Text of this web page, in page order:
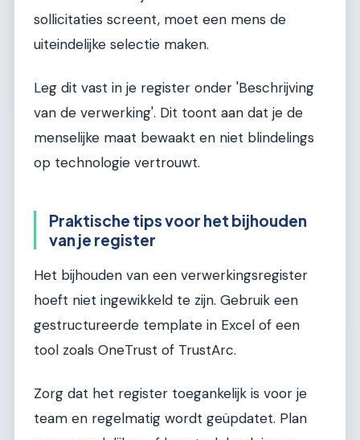
sollicitaties screent, moet een mens de
uiteindelijke selectie maken.
Leg dit vast in je register onder 'Beschrijving
van de verwerking'. Dit toont aan dat je de
menselijke maat bewaakt en niet blindelings
op technologie vertrouwt.
Praktische tips voor het bijhouden
van je register
Het bijhouden van een verwerkingsregister
hoeft niet ingewikkeld te zijn. Gebruik een
gestructureerde template in Excel of een
tool zoals OneTrust of TrustArc.
Zorg dat het register toegankelijk is voor je
team en regelmatig wordt geüpdatet. Plan